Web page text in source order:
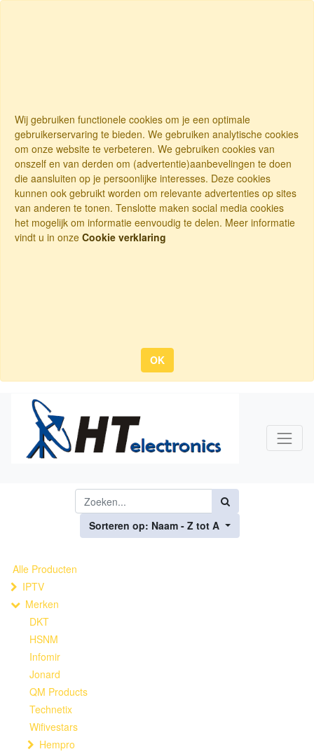
Wij gebruiken functionele cookies om je een optimale
gebruikerservaring te bieden. We gebruiken analytische cookies
om onze website te verbeteren. We gebruiken cookies van
onszelf en van derden om (advertentie)aanbevelingen te doen
die aansluiten op je persoonlijke interesses. Deze cookies
kunnen ook gebruikt worden om relevante advertenties op sites
van anderen te tonen. Tenslotte maken social media cookies
het mogelijk om informatie eenvoudig te delen. Meer informatie
vindt u in onze Cookie verklaring
OK
Sorteren op: Naam - Z tot A
Alle Producten
IPTV
Merken
DKT
HSNM
Infomir
Jonard
QM Products
Technetix
Wifivestars
Hempro